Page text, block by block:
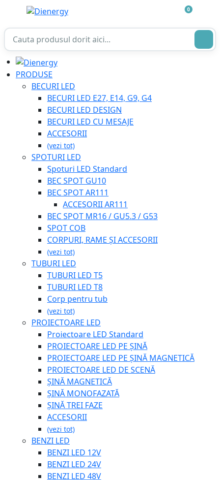
0
PRODUSE
BECURI LED
BECURI LED E27, E14, G9, G4
BECURI LED DESIGN
BECURI LED CU MESAJE
ACCESORII
(vezi tot)
SPOTURI LED
Spoturi LED Standard
BEC SPOT GU10
BEC SPOT AR111
ACCESORII AR111
BEC SPOT MR16 / GU5.3 / G53
SPOT COB
CORPURI, RAME ȘI ACCESORII
(vezi tot)
TUBURI LED
TUBURI LED T5
TUBURI LED T8
Corp pentru tub
(vezi tot)
PROIECTOARE LED
Proiectoare LED Standard
PROIECTOARE LED PE ȘINĂ
PROIECTOARE LED PE ȘINĂ MAGNETICĂ
PROIECTOARE LED DE SCENĂ
ȘINĂ MAGNETICĂ
ȘINĂ MONOFAZATĂ
ȘINĂ TREI FAZE
ACCESORII
(vezi tot)
BENZI LED
BENZI LED 12V
BENZI LED 24V
BENZI LED 48V